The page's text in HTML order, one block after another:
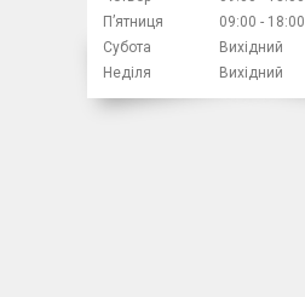
Пʼятниця
09:00
18:00
Субота
Вихідний
Неділя
Вихідний